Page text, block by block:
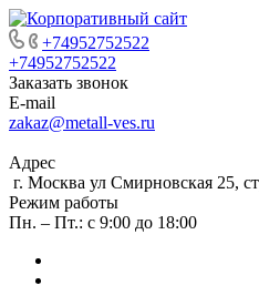
+74952752522
+74952752522
Заказать звонок
E-mail
zakaz@metall-ves.ru
Адрес
г. Москва ул Смирновская 25,
Режим работы
Пн. – Пт.: с 9:00 до 18:00